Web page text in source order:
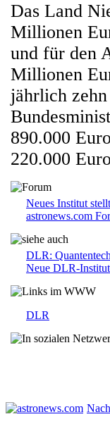
Das Land
Millionen
und für den
Millionen
jährlich
890.000
220.000
Neues Institut
astronews.com
DLR:
Neue DLR-
DLR